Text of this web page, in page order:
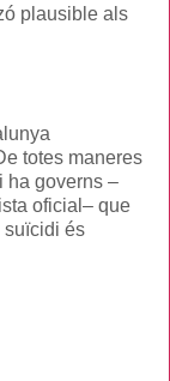
plausible als
totes maneres
ha governs –
oficial– que
suïcidi és